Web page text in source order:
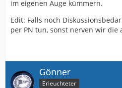
im eigenen Auge kümmern.
Edit: Falls noch
per PN tun, sonst nerven wir die
Gönner
Erleuchteter